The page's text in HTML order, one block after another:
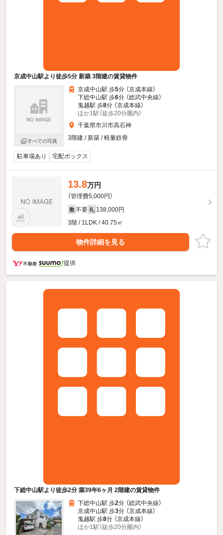
京成中山駅より徒歩5分 新築 3階建の賃貸物件
すべての写真
京成中山駅 歩5分 （京成本線）
下総中山駅 歩6分 （総武中央線）
鬼越駅 歩8分 （京成本線）
ほか1駅（徒歩20分圏内）
千葉県市川市高石神
3階建 / 新築 / 軽量鉄骨
駐車場あり 宅配ボックス
13.8万円
（管理費5,000円）
敷 不要 礼 138,000円
3階 / 1LDK / 40.75㎡
物件詳細を見る
提供
下総中山駅より徒歩2分 築39年6ヶ月 2階建の賃貸物件
下総中山駅 歩2分 （総武中央線）
京成中山駅 歩3分 （京成本線）
鬼越駅 歩8分 （京成本線）
ほか1駅（徒歩20分圏内）